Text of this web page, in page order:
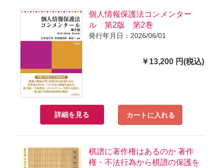
個人情報保護法コンメンター
ル 第2版 第2巻
発行年月日：2026/06/01
￥13,200 円(税込)
詳細を見る カートに入れる
棋譜に著作権はあるのか 著作
権・不法行為から棋譜の保護を